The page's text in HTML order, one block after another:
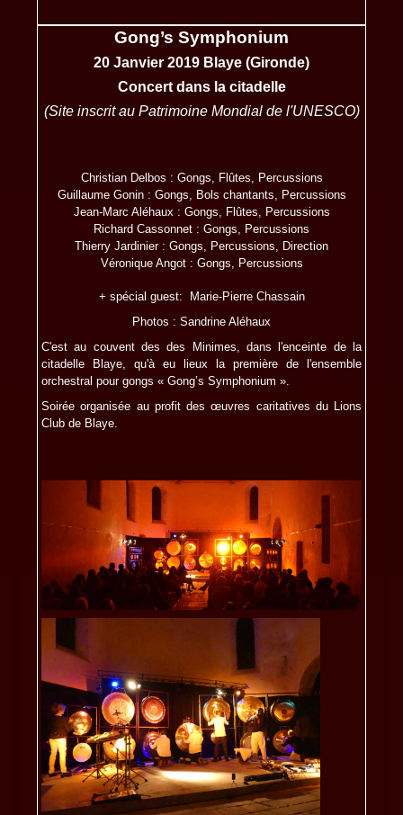
Gong’s Symphonium
20 Janvier 2019 Blaye (Gironde)
Concert dans la citadelle
(Site inscrit au Patrimoine Mondial de l'UNESCO)
Christian Delbos : Gongs, Flûtes, Percussions
Guillaume Gonin : Gongs, Bols chantants, Percussions
Jean-Marc Aléhaux : Gongs, Flûtes, Percussions
Richard Cassonnet : Gongs, Percussions
Thierry Jardinier : Gongs, Percussions, Direction
Véronique Angot : Gongs, Percussions
+ spécial guest: Marie-Pierre Chassain
Photos : Sandrine Aléhaux
C'est au couvent des des Minimes, dans l'enceinte de la
citadelle Blaye, qu'à eu lieux la première de l'ensemble
orchestral pour gongs « Gong’s Symphonium ».
Soirée organisée au profit des œuvres caritatives du Lions
Club de Blaye.